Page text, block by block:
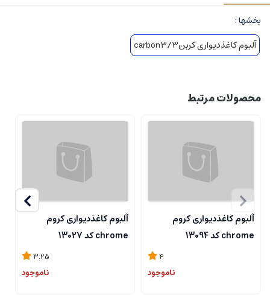
بخشها :
آلبوم کاغذدیواری کربن3/carbon3
محصولات مرتبط
آلبوم کاغذدیواری کروم
chrome کد 13094
4
ناموجود
آلبوم کاغذدیواری کروم
chrome کد 13027
3.25
ناموجود